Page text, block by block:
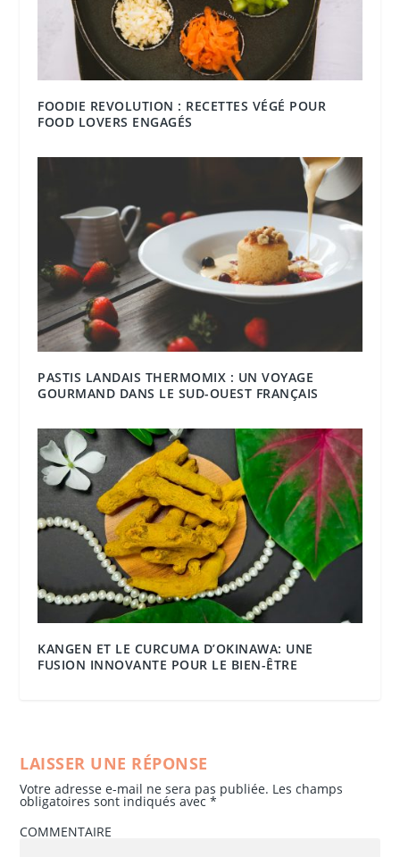
FOODIE REVOLUTION : RECETTES VÉGÉ POUR
FOOD LOVERS ENGAGÉS
PASTIS LANDAIS THERMOMIX : UN VOYAGE
GOURMAND DANS LE SUD-OUEST FRANÇAIS
KANGEN ET LE CURCUMA D’OKINAWA: UNE
FUSION INNOVANTE POUR LE BIEN-ÊTRE
LAISSER UNE RÉPONSE
Votre adresse e-mail ne sera pas publiée. Les champs
obligatoires sont indiqués avec*
COMMENTAIRE